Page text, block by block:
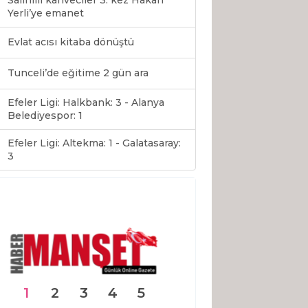
Yerli’ye emanet
Evlat acısı kitaba dönüştü
Tunceli’de eğitime 2 gün ara
Efeler Ligi: Halkbank: 3 - Alanya
Belediyespor: 1
Efeler Ligi: Altekma: 1 - Galatasaray:
3
1 2 3 4 5